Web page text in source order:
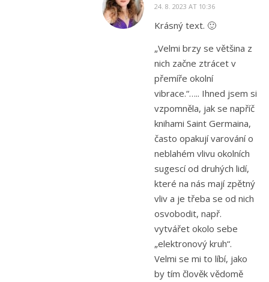
24. 8. 2023 AT 10:36
Krásný text. 🙂
„Velmi brzy se většina z
nich začne ztrácet v
přemíře okolní
vibrace.“….. Ihned jsem si
vzpomněla, jak se napříč
knihami Saint Germaina,
často opakují varování o
neblahém vlivu okolních
sugescí od druhých lidí,
které na nás mají zpětný
vliv a je třeba se od nich
osvobodit, např.
vytvářet okolo sebe
„elektronový kruh“.
Velmi se mi to líbí, jako
by tím člověk vědomě